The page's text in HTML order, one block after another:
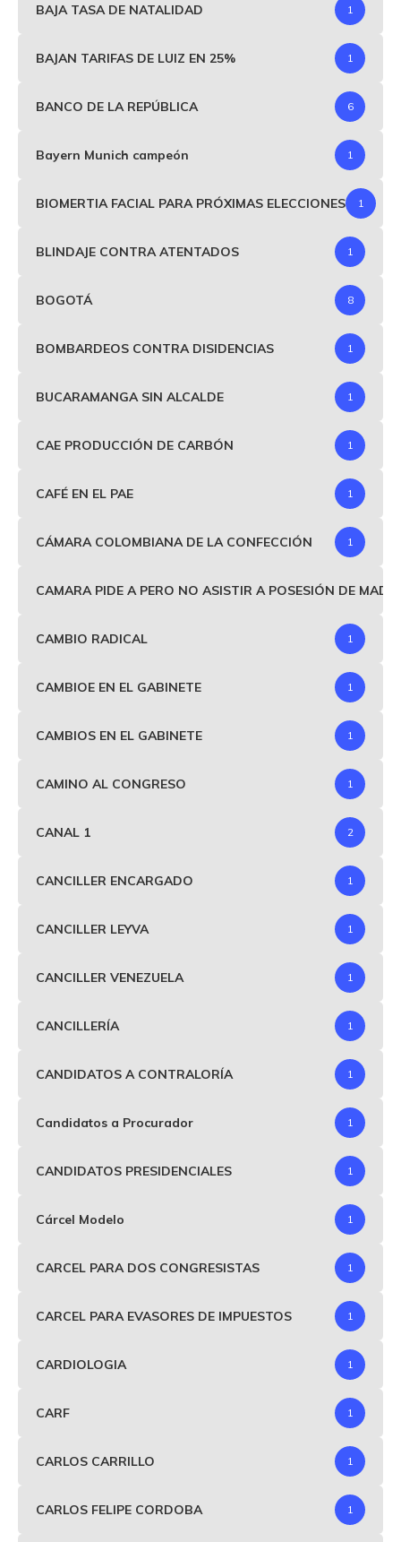
BAJA TASA DE NATALIDAD 1
BAJAN TARIFAS DE LUIZ EN 25% 1
BANCO DE LA REPÚBLICA 6
Bayern Munich campeón 1
BIOMERTIA FACIAL PARA PRÓXIMAS ELECCIONES 1
BLINDAJE CONTRA ATENTADOS 1
BOGOTÁ 8
BOMBARDEOS CONTRA DISIDENCIAS 1
BUCARAMANGA SIN ALCALDE 1
CAE PRODUCCIÓN DE CARBÓN 1
CAFÉ EN EL PAE 1
CÁMARA COLOMBIANA DE LA CONFECCIÓN 1
CAMARA PIDE A PERO NO ASISTIR A POSESIÓN DE
CAMBIO RADICAL 1
CAMBIOE EN EL GABINETE 1
CAMBIOS EN EL GABINETE 1
CAMINO AL CONGRESO 1
CANAL 1 2
CANCILLER ENCARGADO 1
CANCILLER LEYVA 1
CANCILLER VENEZUELA 1
CANCILLERÍA 1
CANDIDATOS A CONTRALORÍA 1
Candidatos a Procurador 1
CANDIDATOS PRESIDENCIALES 1
Cárcel Modelo 1
CARCEL PARA DOS CONGRESISTAS 1
CARCEL PARA EVASORES DE IMPUESTOS 1
CARDIOLOGIA 1
CARF 1
CARLOS CARRILLO 1
CARLOS FELIPE CORDOBA 1